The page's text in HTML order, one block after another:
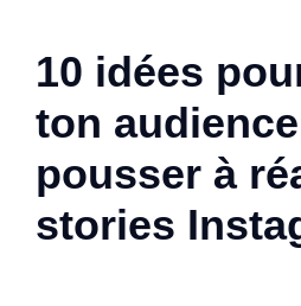
10 idées
ton
pousser à
stories